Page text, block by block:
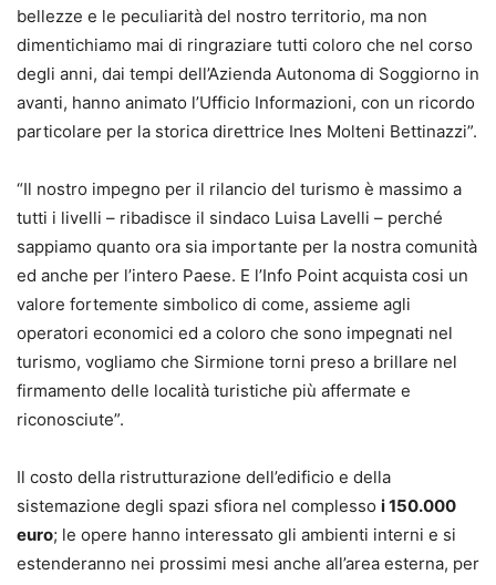
bellezze e le peculiarità del nostro territorio, ma non
dimentichiamo mai di ringraziare tutti coloro che nel corso
degli anni, dai tempi dell’Azienda Autonoma di Soggiorno in
avanti, hanno animato l’Ufficio Informazioni, con un ricordo
particolare per la storica direttrice Ines Molteni Bettinazzi”.
“Il nostro impegno per il rilancio del turismo è massimo a
tutti i livelli – ribadisce il sindaco Luisa Lavelli – perché
sappiamo quanto ora sia importante per la nostra comunità
ed anche per l’intero Paese. E l’Info Point acquista cosi un
valore fortemente simbolico di come, assieme agli
operatori economici ed a coloro che sono impegnati nel
turismo, vogliamo che Sirmione torni preso a brillare nel
firmamento delle località turistiche più affermate e
riconosciute”.
Il costo della ristrutturazione dell’edificio e della
sistemazione degli spazi sfiora nel complesso i 150.000
euro; le opere hanno interessato gli ambienti interni e si
estenderanno nei prossimi mesi anche all’area esterna, per